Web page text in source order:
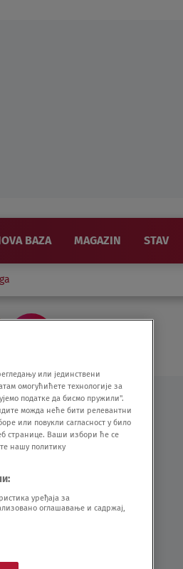
BAZA MAGAZIN STAV
или јединствени
омогућићете технологије за
податке да бисмо пружили".
можда неће бити релевантни
или повукли сагласност у било
странице. Ваши избори ће се
нашу политику
уређаја за
оглашавање и садржај,